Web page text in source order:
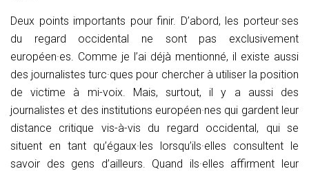
Deux points importants pour finir. D’abord, les porteur·ses
du regard occidental ne sont pas exclusivement
européen·es. Comme je l’ai déjà mentionné, il existe aussi
des journalistes turc·ques pour chercher à utiliser la position
de victime à mi-voix. Mais, surtout, il y a aussi des
journalistes et des institutions européen·nes qui gardent leur
distance critique vis-à-vis du regard occidental, qui se
situent en tant qu’égaux·les lorsqu’ils·elles consultent le
savoir des gens d’ailleurs. Quand ils·elles affirment leur